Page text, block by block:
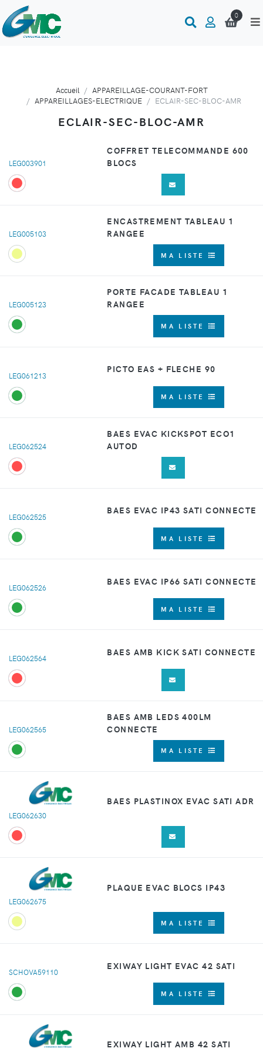
0
Accueil
APPAREILLAGE-COURANT-FORT
APPAREILLAGES-ELECTRIQUE
ECLAIR-SEC-BLOC-AMR
ECLAIR-SEC-BLOC-AMR
LEG003901
COFFRET TELECOMMANDE 600
BLOCS
LEG005103
ENCASTREMENT TABLEAU 1
RANGEE
MA LISTE
LEG005123
PORTE FACADE TABLEAU 1
RANGEE
MA LISTE
LEG061213
PICTO EAS + FLECHE 90
MA LISTE
LEG062524
BAES EVAC KICKSPOT ECO1
AUTOD
LEG062525
BAES EVAC IP43 SATI CONNECTE
MA LISTE
LEG062526
BAES EVAC IP66 SATI CONNECTE
MA LISTE
LEG062564
BAES AMB KICK SATI CONNECTE
LEG062565
BAES AMB LEDS 400LM
CONNECTE
MA LISTE
LEG062630
BAES PLASTINOX EVAC SATI ADR
LEG062675
PLAQUE EVAC BLOCS IP43
MA LISTE
SCHOVA59110
EXIWAY LIGHT EVAC 42 SATI
MA LISTE
EXIWAY LIGHT AMB 42 SATI